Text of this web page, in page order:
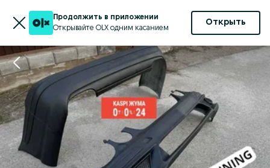
Продолжить в приложении
Открывайте OLX одним касанием
Открыть